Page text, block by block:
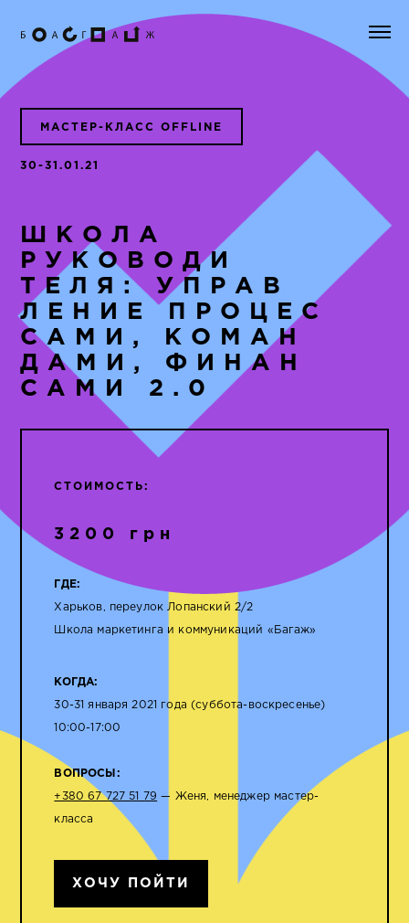
МАСТЕР-КЛАСС OFFLINE
30-31.01.21
ШКОЛА
РУКОВОДИ
ТЕЛЯ: УПРАВ
ЛЕНИЕ ПРОЦЕС
САМИ, КОМАН
ДАМИ, ФИНАН
САМИ 2.0
СТОИМОСТЬ:
3200 грн
ГДЕ:
Харьков, переулок Лопанский 2/2
Школа маркетинга и коммуникаций «Багаж»
КОГДА:
30-31 января 2021 года (суббота-воскресенье)
10:00-17:00
ВОПРОСЫ:
+380 67 727 51 79 — Женя, менеджер мастер-
класса
ХОЧУ ПОЙТИ